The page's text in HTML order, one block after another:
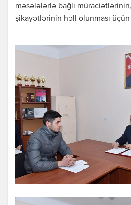
məsələlərlə bağlı
şikayətlərinin həll olunması